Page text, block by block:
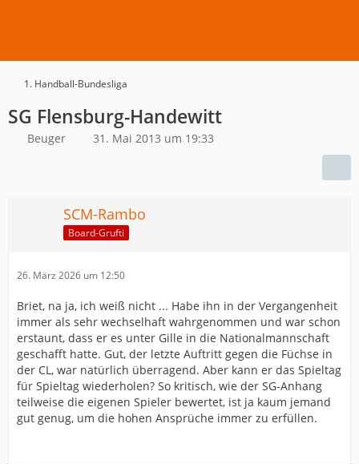
1. Handball-Bundesliga
SG Flensburg-Handewitt
Beuger 31. Mai 2013 um 19:33
SCM-Rambo
Board-Grufti
26. März 2026 um 12:50
Briet, na ja, ich weiß nicht ... Habe ihn in der Vergangenheit
immer als sehr wechselhaft wahrgenommen und war schon
erstaunt, dass er es unter Gille in die Nationalmannschaft
geschafft hatte. Gut, der letzte Auftritt gegen die Füchse in
der CL, war natürlich überragend. Aber kann er das Spieltag
für Spieltag wiederholen? So kritisch, wie der SG-Anhang
teilweise die eigenen Spieler bewertet, ist ja kaum jemand
gut genug, um die hohen Ansprüche immer zu erfüllen.